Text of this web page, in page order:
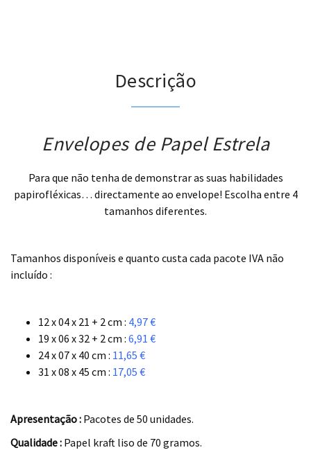
Descrição
Envelopes de Papel Estrela
Para que não tenha de demonstrar as suas habilidades
papirofléxicas… directamente ao envelope! Escolha entre 4
tamanhos diferentes.
Tamanhos disponíveis e quanto custa cada pacote IVA não
incluído :
12 x 04 x 21 + 2 cm : 4,97 €
19 x 06 x 32 + 2 cm : 6,91 €
24 x 07 x 40 cm : 11,65 €
31 x 08 x 45 cm : 17,05 €
Apresentação : Pacotes de 50 unidades.
Qualidade : Papel kraft liso de 70 gramos.